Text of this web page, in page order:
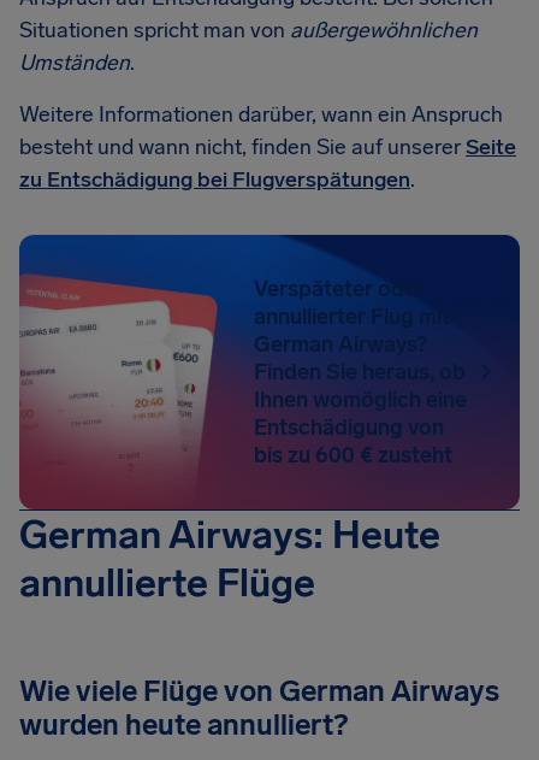
Situationen spricht man von außergewöhnlichen
Umständen.
Weitere Informationen darüber, wann ein Anspruch
besteht und wann nicht, finden Sie auf unsererSeite
zu Entschädigung bei Flugverspätungen.
Verspäteter oder
annullierter Flug mit
German Airways?
Finden Sie heraus, ob
Ihnen womöglich eine
Entschädigung von
bis zu 600 € zusteht
German Airways: Heute
annullierte Flüge
Wie viele Flüge von German Airways
wurden heute annulliert?